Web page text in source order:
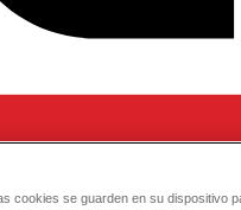
cookies se guarden en su dispositivo